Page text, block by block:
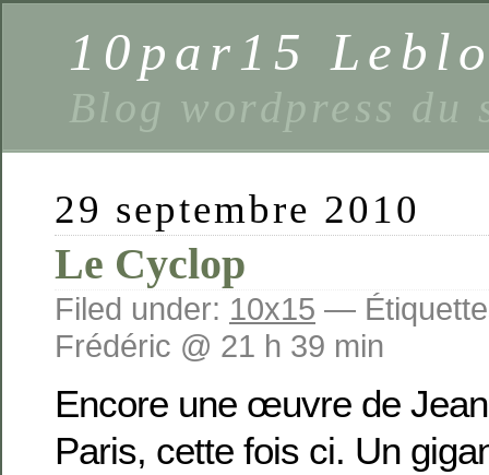
10par15
Blog wordpress du
29 septembre 2010
Le Cyclop
Filed under: 10x15 —
Frédéric @ 21 h 39 min
Encore une œuvre de
Paris, cette fois ci. Un